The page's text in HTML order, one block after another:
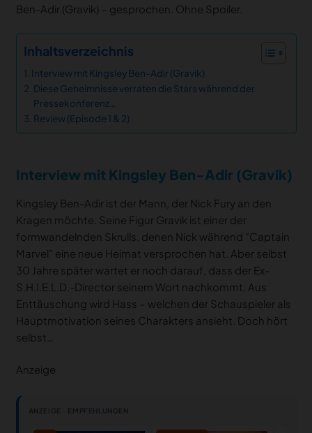
Ben-Adir (Gravik) – gesprochen. Ohne Spoiler.
Inhaltsverzeichnis
Interview mit Kingsley Ben-Adir (Gravik)
Diese Geheimnisse verraten die Stars während der
Pressekonferenz…
Review (Episode 1 & 2)
Interview mit Kingsley Ben-Adir (Gravik)
Kingsley Ben-Adir ist der Mann, der Nick Fury an den
Kragen möchte. Seine Figur Gravik ist einer der
formwandelnden Skrulls, denen Nick während “Captain
Marvel” eine neue Heimat versprochen hat. Aber selbst
30 Jahre später wartet er noch darauf, dass der Ex-
S.H.I.E.L.D.-Director seinem Wort nachkommt. Aus
Enttäuschung wird Hass – welchen der Schauspieler als
Hauptmotivation seines Charakters ansieht. Doch hört
selbst…
Anzeige
ANZEIGE · EMPFEHLUNGEN